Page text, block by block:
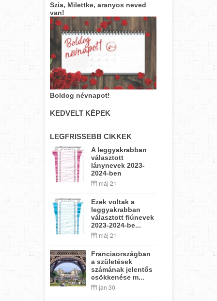
Szia, Milettke, aranyos neved
van!
Boldog névnapot!
KEDVELT KÉPEK
LEGFRISSEBB CIKKEK
A leggyakrabban
választott
lánynevek 2023-
2024-ben
máj 21
Ezek voltak a
leggyakrabban
választott fiúnevek
2023-2024-be...
máj 21
Franciaországban
a születések
számának jelentős
csökkenése m...
jan 30